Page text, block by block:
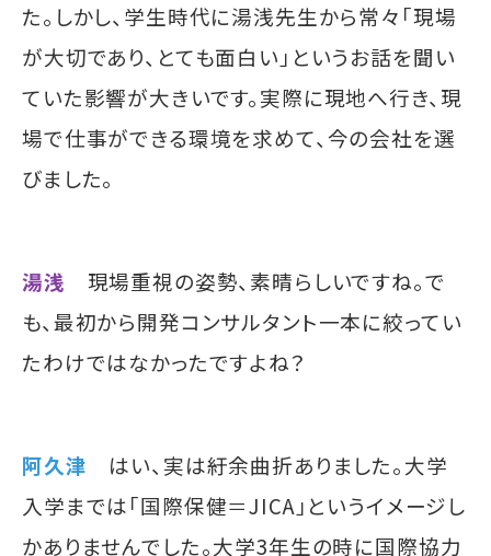
た。しかし、学生時代に湯浅先生から常々「現場
が大切であり、とても面白い」というお話を聞い
ていた影響が大きいです。実際に現地へ行き、現
場で仕事ができる環境を求めて、今の会社を選
びました。
湯浅 現場重視の姿勢、素晴らしいですね。で
も、最初から開発コンサルタント一本に絞ってい
たわけではなかったですよね？
阿久津 はい、実は紆余曲折ありました。大学
入学までは「国際保健＝JICA」というイメージし
かありませんでした。大学3年生の時に国際協力